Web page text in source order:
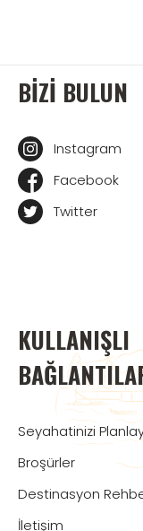
BIZI BULUN
Instagram
Facebook
Twitter
KULLANIŞLI
Seyahatinizi
Broşürler
Destinasyon
İletişim